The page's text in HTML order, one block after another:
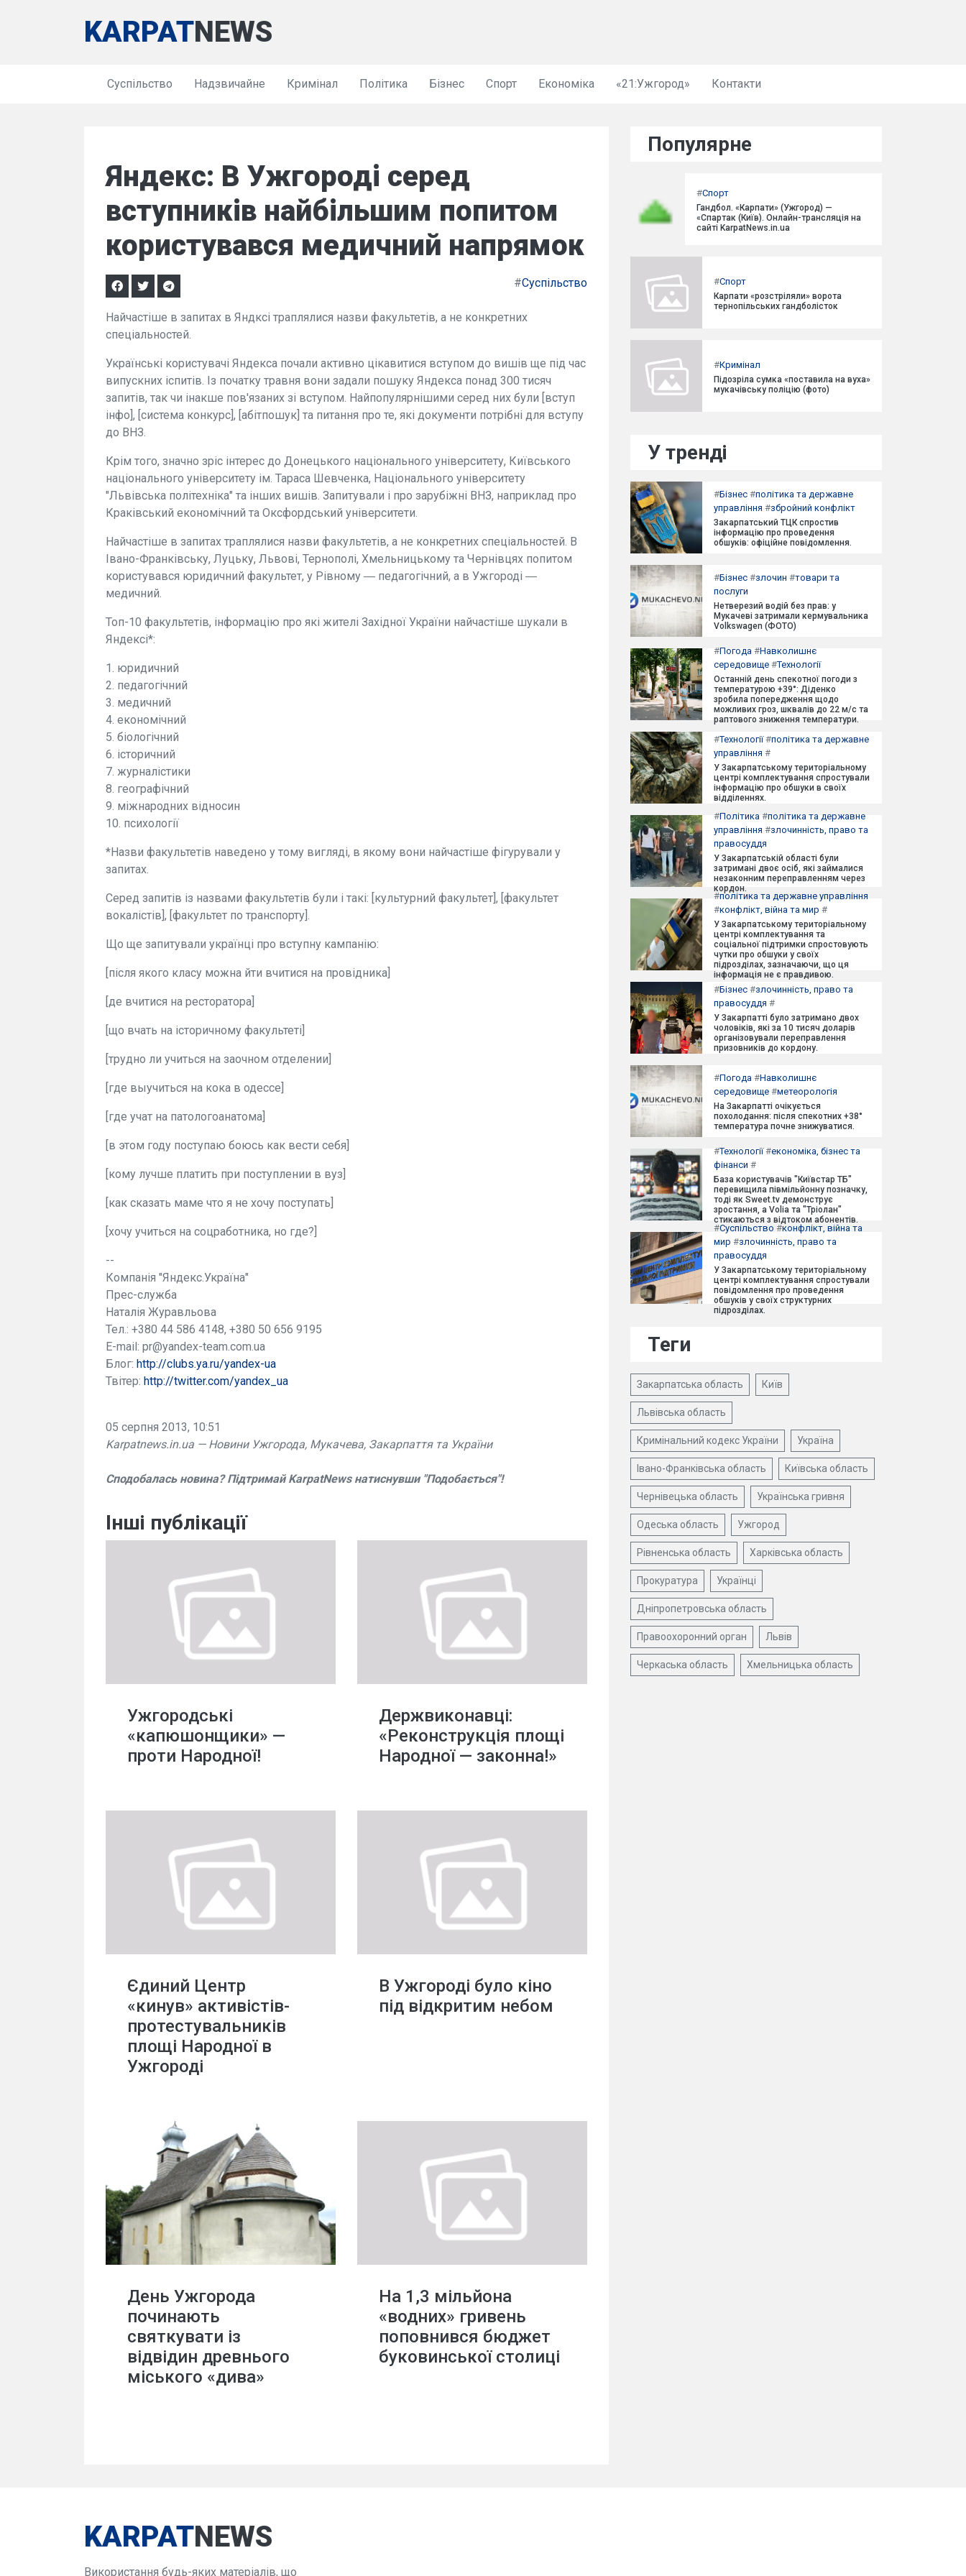
KARPATNEWS
Суспільство Надзвичайне Кримінал Політика Бізнес Спорт Економіка «21:Ужгород» Контакти
Яндекс: В Ужгороді серед
вступників найбільшим попитом
користувався медичний напрямок
#Суспільство
Найчастіше в запитах в Яндксі траплялися назви факультетів, а не конкретних
спеціальностей.
Українські користувачі Яндекса почали активно цікавитися вступом до вишів ще під час
випускних іспитів. Із початку травня вони задали пошуку Яндекса понад 300 тисяч
запитів, так чи інакше пов'язаних зі вступом. Найпопулярнішими серед них були [вступ
інфо], [система конкурс], [абітпошук] та питання про те, які документи потрібні для вступу
до ВНЗ.
Крім того, значно зріс інтерес до Донецького національного університету, Київського
національного університету ім. Тараса Шевченка, Національного університету
"Львівська політехніка" та інших вишів. Запитували і про зарубіжні ВНЗ, наприклад про
Краківський економічний та Оксфордський університети.
Найчастіше в запитах траплялися назви факультетів, а не конкретних спеціальностей. В
Івано-Франківську, Луцьку, Львові, Тернополі, Хмельницькому та Чернівцях попитом
користувався юридичний факультет, у Рівному ― педагогічний, а в Ужгороді ―
медичний.
Топ-10 факультетів, інформацію про які жителі Західної України найчастіше шукали в
Яндексі*:
1. юридичний
2. педагогічний
3. медичний
4. економічний
5. біологічний
6. історичний
7. журналістики
8. географічний
9. міжнародних відносин
10. психології
*Назви факультетів наведено у тому вигляді, в якому вони найчастіше фігурували у
запитах.
Серед запитів із назвами факультетів були і такі: [культурний факультет], [факультет
вокалістів], [факультет по транспорту].
Що ще запитували українці про вступну кампанію:
[після якого класу можна йти вчитися на провідника]
[де вчитися на ресторатора]
[що вчать на історичному факультеті]
[трудно ли учиться на заочном отделении]
[где выучиться на кока в одессе]
[где учат на патологоанатома]
[в этом году поступаю боюсь как вести себя]
[кому лучше платить при поступлении в вуз]
[как сказать маме что я не хочу поступать]
[хочу учиться на соцработника, но где?]
--
Компанія "Яндекс.Україна"
Прес-служба
Наталія Журавльова
Тел.: +380 44 586 4148, +380 50 656 9195
E-mail: pr@yandex-team.com.ua
Блог: http://clubs.ya.ru/yandex-ua
Твітер: http://twitter.com/yandex_ua
05 серпня 2013, 10:51
Karpatnews.in.ua — Новини Ужгорода, Мукачева, Закарпаття та України
Сподобалась новина? Підтримай KarpatNews натиснувши "Подобається"!
Інші публікації
Ужгородські
«капюшонщики» —
проти Народної!
Держвиконавці:
«Реконструкція площі
Народної — законна!»
Єдиний Центр
«кинув» активістів-
протестувальників
площі Народної в
Ужгороді
В Ужгороді було кіно
під відкритим небом
День Ужгорода
починають
святкувати із
відвідин древнього
міського «дива»
На 1,3 мільйона
«водних» гривень
поповнився бюджет
буковинської столиці
Популярне
#Спорт
Гандбол. «Карпати» (Ужгород) —
«Спартак (Київ). Онлайн-трансляція на
сайті KarpatNews.in.ua
#Спорт
Карпати «розстріляли» ворота
тернопільських гандболісток
#Кримінал
Підозріла сумка «поставила на вуха»
мукачівську поліцію (фото)
У тренді
#Бізнес #політика та державне
управління #збройний конфлікт
Закарпатський ТЦК спростив
інформацію про проведення
обшуків: офіційне повідомлення.
#Бізнес #злочин #товари та
послуги
Нетверезий водій без прав: у
Мукачеві затримали кермувальника
Volkswagen (ФОТО)
#Погода #Навколишнє
середовище #Технології
Останній день спекотної погоди з
температурою +39°: Діденко
зробила попередження щодо
можливих гроз, шквалів до 22 м/с та
раптового зниження температури.
#Технології#політика та державне
управління #
У Закарпатському територіальному
центрі комплектування спростували
інформацію про обшуки в своїх
відділеннях.
#Політика #політика та державне
управління #злочинність, право та
правосуддя
У Закарпатській області були
затримані двоє осіб, які займалися
незаконним переправленням через
кордон.
#політика та державне управління
#конфлікт, війна та мир #
У Закарпатському територіальному
центрі комплектування та
соціальної підтримки спростовують
чутки про обшуки у своїх
підрозділах, зазначаючи, що ця
інформація не є правдивою.
#Бізнес #злочинність, право та
правосуддя #
У Закарпатті було затримано двох
чоловіків, які за 10 тисяч доларів
організовували переправлення
призовників до кордону.
#Погода #Навколишнє
середовище #метеорологія
На Закарпатті очікується
похолодання: після спекотних +38°
температура почне знижуватися.
#Технології#економіка, бізнес та
фінанси #
База користувачів "Київстар ТБ"
перевищила півмільйонну позначку,
тоді як Sweet.tv демонструє
зростання, а Volia та "Тріолан"
стикаються з відтоком абонентів.
#Суспільство #конфлікт, війна та
мир #злочинність, право та
правосуддя
У Закарпатському територіальному
центрі комплектування спростували
повідомлення про проведення
обшуків у своїх структурних
підрозділах.
Теги
Закарпатська область Київ
Львівська область
Кримінальний кодекс України Україна
Івано-Франківська область Київська область
Чернівецька область Українська гривня
Одеська область Ужгород
Рівненська область Харківська область
Прокуратура Українці
Дніпропетровська область
Правоохоронний орган Львів
Черкаська область Хмельницька область
KARPATNEWS
Використання будь-яких матеріалів, що